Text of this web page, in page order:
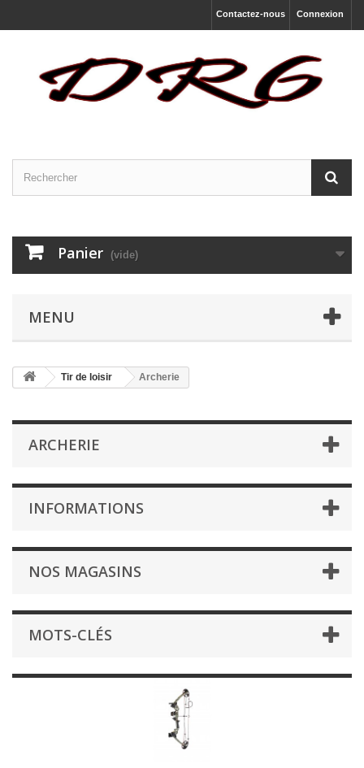
Connexion
Contactez-nous
Panier (vide)
MENU
Tir de loisir Archerie
ARCHERIE
INFORMATIONS
NOS MAGASINS
MOTS-CLÉS